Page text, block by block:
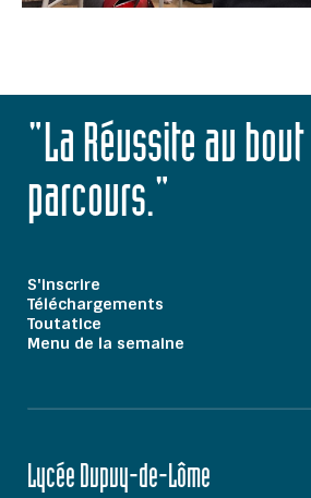
"La Réussite au
parcours."
S'inscrire
Téléchargements
Toutatice
Menu de la semaine
Lycée Dupuy-de-Lôme